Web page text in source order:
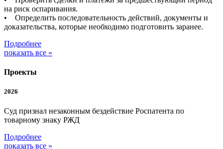
на риск оспаривания.
• Определить последовательность действий, документы и
доказательства, которые необходимо подготовить заранее.
Подробнее
показать все »
Проекты
2026
Суд признал незаконным бездействие Роспатента по
товарному знаку РЖД
Подробнее
показать все »